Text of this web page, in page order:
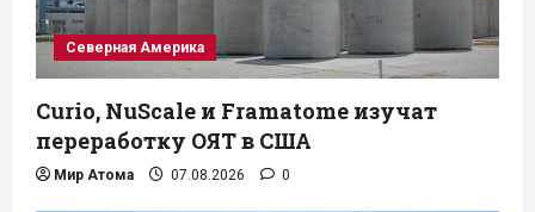
Северная Америка
Curio, NuScale и Framatome изучат
переработку ОЯТ в США
Мир Атома 07.08.2026 0